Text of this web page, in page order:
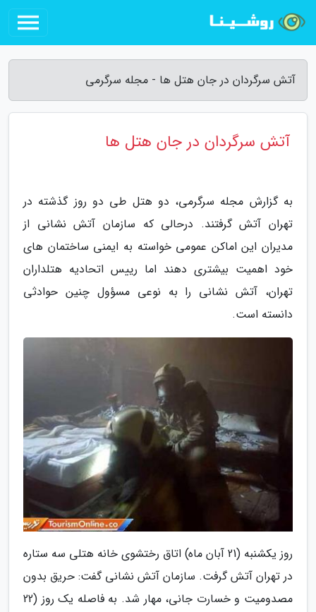
آتش سرگردان در جان هتل ها - مجله سرگرمی
آتش سرگردان در جان هتل ها
به گزارش مجله سرگرمی، دو هتل طی دو روز گذشته در
تهران آتش گرفتند. درحالی که سازمان آتش نشانی از
مدیران این اماکن عمومی خواسته به ایمنی ساختمان های
خود اهمیت بیشتری دهند اما رییس اتحادیه هتلداران
تهران، آتش نشانی را به نوعی مسؤول چنین حوادثی
دانسته است.
روز یکشنبه (21 آبان ماه) اتاق رختشوی خانه هتلی سه ستاره
در تهران آتش گرفت. سازمان آتش نشانی گفت: حریق بدون
مصدومیت و خسارت جانی، مهار شد. به فاصله یک روز (22